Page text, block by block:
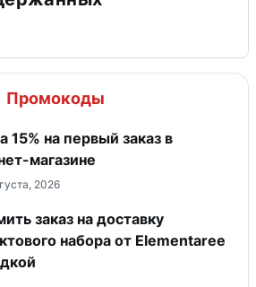
Промокоды
15% на первый заказ в
магазине
2026
заказ на доставку
набора от Elementaree